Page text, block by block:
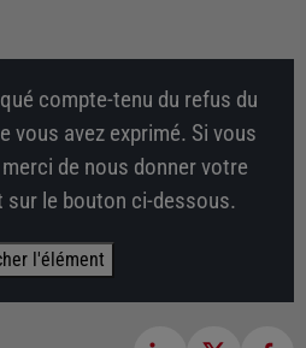
compte-tenu du refus du
vous avez exprimé. Si vous
de nous donner votre
sur le bouton ci-dessous.
l'élément